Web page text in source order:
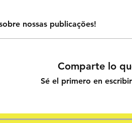
nossas publicações!
Comparte lo
Sé el primero en